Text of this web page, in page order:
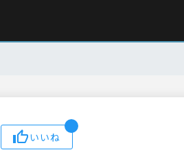
いいね